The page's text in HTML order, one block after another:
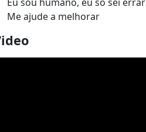
Me ajude a melhorar